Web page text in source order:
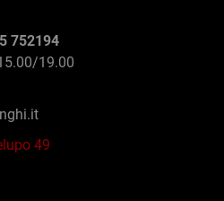
752194
19.00
49